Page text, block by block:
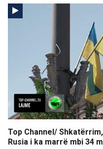
Top Channel/
Rusia i ka marrë mbi 34